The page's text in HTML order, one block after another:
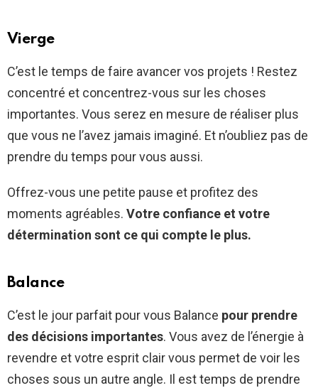
Vierge
C’est le temps de faire avancer vos projets ! Restez
concentré et concentrez-vous sur les choses
importantes. Vous serez en mesure de réaliser plus
que vous ne l’avez jamais imaginé. Et n’oubliez pas de
prendre du temps pour vous aussi.
Offrez-vous une petite pause et profitez des
moments agréables. Votre confiance et votre
détermination sont ce qui compte le plus.
Balance
C’est le jour parfait pour vous Balance pour prendre
des décisions importantes. Vous avez de l’énergie à
revendre et votre esprit clair vous permet de voir les
choses sous un autre angle. Il est temps de prendre